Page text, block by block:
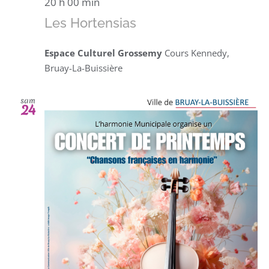
Les Hortensias
Espace Culturel Grossemy Cours Kennedy,
Bruay-La-Buissière
sam
24